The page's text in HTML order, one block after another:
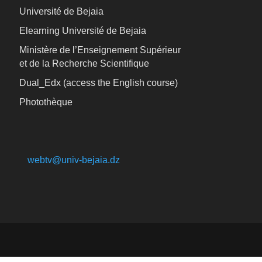
Université de Bejaia
Elearning Université de Bejaia
Ministère de l’Enseignement Supérieur
et de la Recherche Scientifique
Dual_Edx (access the English course)
Photothèque
webtv@univ-bejaia.dz